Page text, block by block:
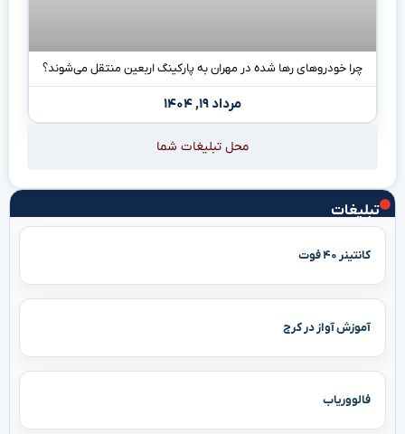
تبلیغات
کانتینر ۴۰ فوت
آموزش آواز در کرج
فالووریاب
چرا خودروهای رها شده در مهران به پارکینگ اربعین منتقل می‌شوند؟
مرداد ۱۹, ۱۴۰۴
محل تبلیغات شما